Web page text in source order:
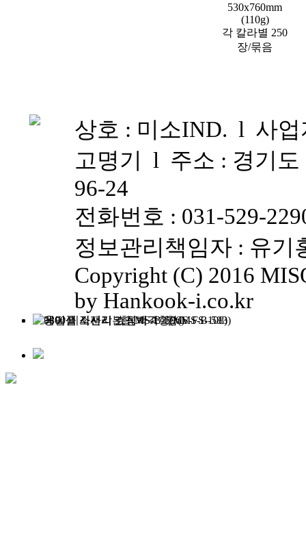
530x760mm
(110g)
각 칼라별 250
장/묶음
상호 : 미소IND. l 사업
고명기 l 주소 : 경기도
96-24
전화번호 : 031-529-
정보관리책임자 : 유기
Copyright (C) 2016
by Hankook-i.co.kr